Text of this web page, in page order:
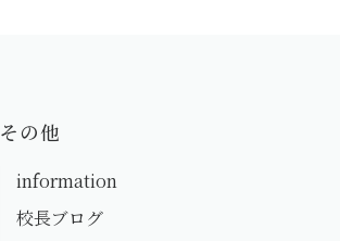
その他
information
校長ブログ